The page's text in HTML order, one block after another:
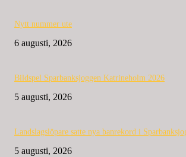
Nytt nummer ute
6 augusti, 2026
Bildspel Sparbanksjoggen Katrineholm 2026
5 augusti, 2026
Landslagslöpare satte nya banrekord i
5 augusti, 2026